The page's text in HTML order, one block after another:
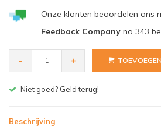
Onze klanten beoordelen ons
Feedback Companyna 343
- +
Gratis bezorgen v.a. € 150,- (NL)
Beschrijving